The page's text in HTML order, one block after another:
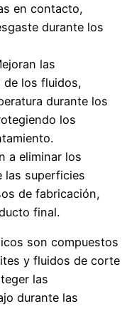
en contacto,
durante los
las
de los fluidos,
durante los
los
a eliminar los
las superficies
de fabricación,
final.
son compuestos
y fluidos de corte
las
durante las